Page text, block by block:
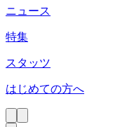
ニュース
特集
スタッツ
はじめての方へ